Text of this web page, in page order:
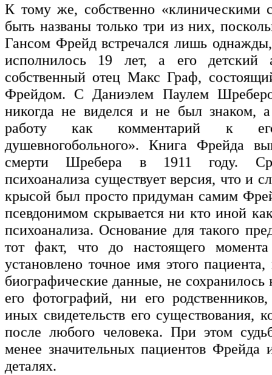
К тому же, собственно «клиническими
быть названы только три из них,
Гансом Фрейд встречался лишь
исполнилось 19 лет, а его детский
собственный отец Макс Граф,
Фрейдом. С Даниэлем Паулем
никогда не виделся и не был знаком,
работу как комментарий к
душевногобольного». Книга Фрейда
смерти Шребера в 1911 году.
психоанализа существует версия, что и
крысой был просто придуман самим
псевдонимом скрывается ни кто иной
психоанализа. Основание для такого
тот факт, что до настоящего
установлено точное имя этого
биографические данные, не
его фотографий, ни его
иных свидетельств его существования,
после любого человека. При этом
менее значительных пациентов Фрейда
деталях.